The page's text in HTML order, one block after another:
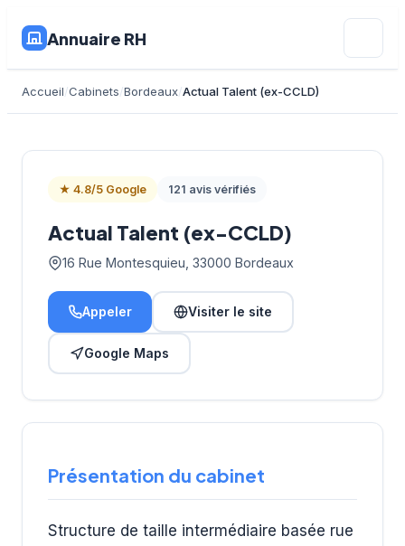
Annuaire RH
Accueil Cabinets Bordeaux Actual Talent (ex-CCLD)
★ 4.8/5 Google 121 avis vérifiés
Actual Talent (ex-CCLD)
16 Rue Montesquieu, 33000 Bordeaux
Appeler Visiter le site
Google Maps
Présentation du cabinet
Structure de taille intermédiaire basée rue